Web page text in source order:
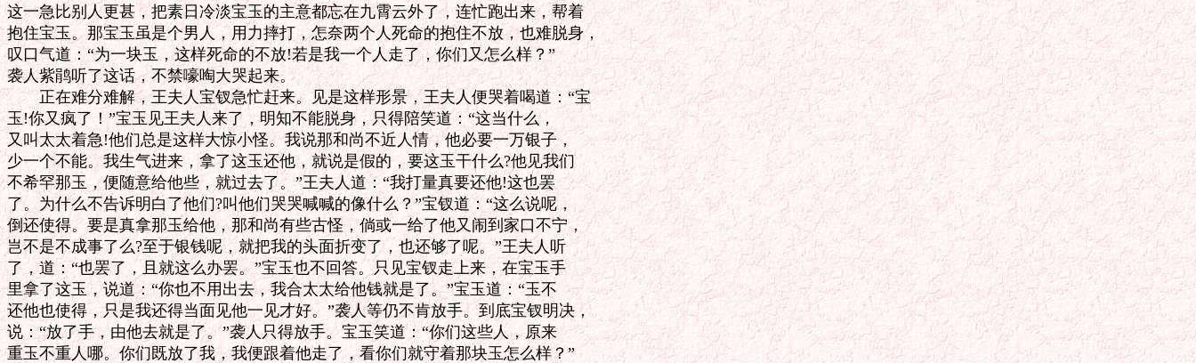
这一急比别人更甚，把素日冷淡宝玉的主意都忘在九霄云外了，连忙跑出来，帮着
抱住宝玉。那宝玉虽是个男人，用力摔打，怎奈两个人死命的抱住不放，也难脱身，
叹口气道：“为一块玉，这样死命的不放!若是我一个人走了，你们又怎么样？”
袭人紫鹃听了这话，不禁嚎啕大哭起来。
正在难分难解，王夫人宝钗急忙赶来。见是这样形景，王夫人便哭着喝道：“宝
玉!你又疯了！”宝玉见王夫人来了，明知不能脱身，只得陪笑道：“这当什么，
又叫太太着急!他们总是这样大惊小怪。我说那和尚不近人情，他必要一万银子，
少一个不能。我生气进来，拿了这玉还他，就说是假的，要这玉干什么?他见我们
不希罕那玉，便随意给他些，就过去了。”王夫人道：“我打量真要还他!这也罢
了。为什么不告诉明白了他们?叫他们哭哭喊喊的像什么？”宝钗道：“这么说呢，
倒还使得。要是真拿那玉给他，那和尚有些古怪，倘或一给了他又闹到家口不宁，
岂不是不成事了么?至于银钱呢，就把我的头面折变了，也还够了呢。”王夫人听
了，道：“也罢了，且就这么办罢。”宝玉也不回答。只见宝钗走上来，在宝玉手
里拿了这玉，说道：“你也不用出去，我合太太给他钱就是了。”宝玉道：“玉不
还他也使得，只是我还得当面见他一见才好。”袭人等仍不肯放手。到底宝钗明决，
说：“放了手，由他去就是了。”袭人只得放手。宝玉笑道：“你们这些人，原来
重玉不重人哪。你们既放了我，我便跟着他走了，看你们就守着那块玉怎么样？”